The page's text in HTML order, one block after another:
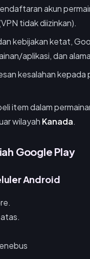
akun
tidak diizinkan).
kebijakan ketat,
aplikasi, dan
kesalahan
item dalam
wilayah Kanada.
Google Play
Android